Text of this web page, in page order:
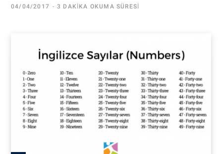
04/04/2017 3 DAKIKA OKUMA SÜRESI